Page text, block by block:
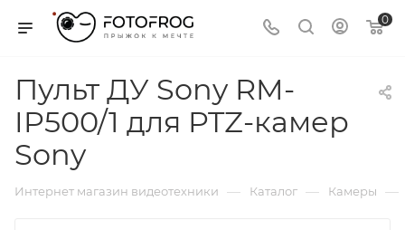
0
Пульт ДУ Sony RM-
IP500/1 для PTZ-камер
Sony
Интернет магазин видеотехники — Каталог — Камеры —